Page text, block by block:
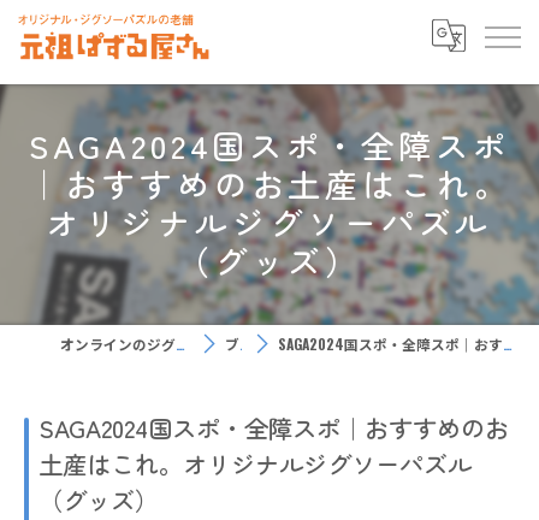
SAGA2024国スポ・全障スポ
｜おすすめのお土産はこれ。
オリジナルジグソーパズル
（グッズ）
オンラインのジグソーパズルなら元祖ぱずる屋さん ブログ SAGA2024国スポ・全障スポ｜おすすめのお土産はこれ。オリジナルジグソーパズル（グッズ）
SAGA2024国スポ・全障スポ｜おすすめのお
土産はこれ。オリジナルジグソーパズル
（グッズ）